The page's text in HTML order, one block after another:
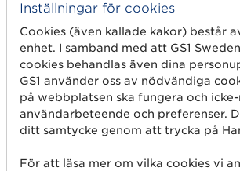
leverantör
en för
n.
r och
Inställningar för cookies
Cookies (även kallade kakor) består
enhet. I samband med att GS1
cookies behandlas även dina
GS1 använder oss av nödvändiga
på webbplatsen ska fungera och
användarbeteende och preferenser.
ditt samtycke genom att trycka på
För att läsa mer om vilka cookies vi